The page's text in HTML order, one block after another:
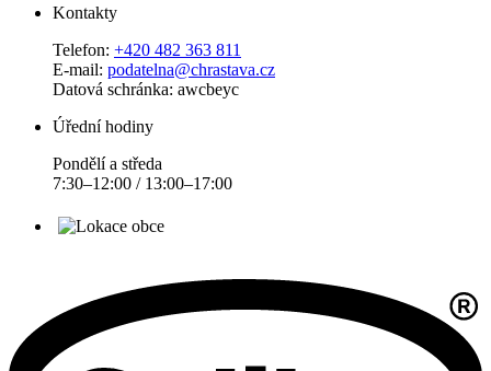
Kontakty
Telefon: +420 482 363 811
E-mail: podatelna@chrastava.cz
Datová schránka: awcbeyc
Úřední hodiny
Pondělí a středa
7:30–12:00 / 13:00–17:00